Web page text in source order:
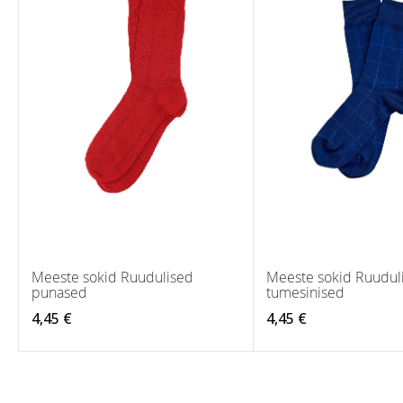
Meeste sokid Ruudulised
punased
4,45 €
Meeste sokid
tumesinised
4,45 €